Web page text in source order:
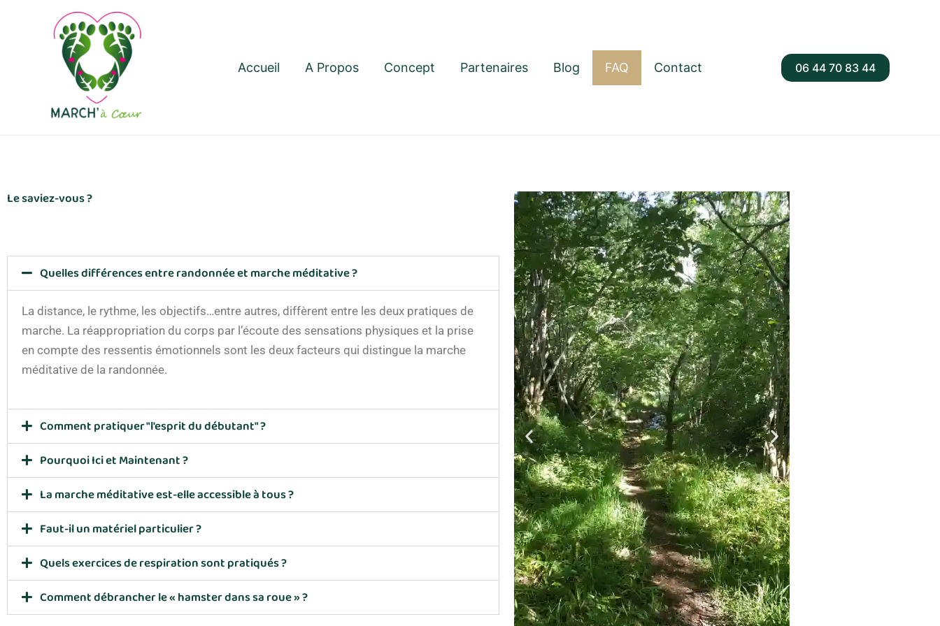
Accueil A Propos Concept Partenaires Blog FAQ Contact 06 44 70 83 44
Le saviez-vous ?
Quelles différences entre randonnée et marche méditative ?
La distance, le rythme, les objectifs…entre autres, diffèrent entre les deux pratiques de
marche. La réappropriation du corps par l’écoute des sensations physiques et la prise
en compte des ressentis émotionnels sont les deux facteurs qui distingue la marche
méditative de la randonnée.
Comment pratiquer "l'esprit du débutant" ?
Pourquoi Ici et Maintenant ?
La marche méditative est-elle accessible à tous ?
Faut-il un matériel particulier ?
Quels exercices de respiration sont pratiqués ?
Comment débrancher le « hamster dans sa roue » ?